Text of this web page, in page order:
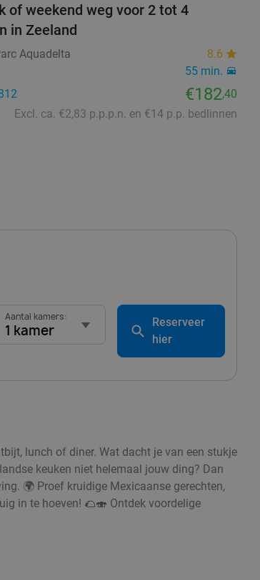
of weekend weg voor 2 tot 4
in Zeeland
Aquadelta
8.6
55 min.
€182,40
Excl. ca. €2,83 p.p.p.n. en €14 p.p. bedlinnen
Aantal kamers:
1 kamer
Reserveer
hier
lunch of diner. Wat dacht je van een stukje
keuken niet helemaal jouw ding? Dan
🌍 Proef kruidige Mexicaanse gerechten,
in te hoeven! 🌮🍣 Ontdek voordelige